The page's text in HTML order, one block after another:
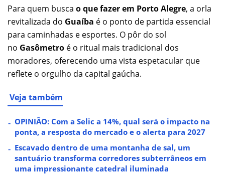
Para quem busca o que fazer em Porto Alegre, a orla
revitalizada do Guaíba é o ponto de partida essencial
para caminhadas e esportes. O pôr do sol
no Gasômetro é o ritual mais tradicional dos
moradores, oferecendo uma vista espetacular que
reflete o orgulho da capital gaúcha.
Veja também
OPINIÃO: Com a Selic a 14%, qual será o impacto na
ponta, a resposta do mercado e o alerta para 2027
Escavado dentro de uma montanha de sal, um
santuário transforma corredores subterrâneos em
uma impressionante catedral iluminada